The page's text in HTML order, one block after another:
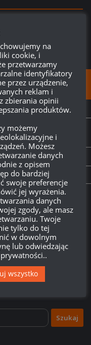
2026 z
2.1
na
cookie, i
przetwarzamy
identyfikatory
przez urządzenie,
reklam i
zbierania opinii
produktów.
możemy
i
Możesz
danych
z opisem
do bardziej
swoje preferencje
jej wyrażenia.
danych
zgody, ale masz
Twoje
tylko do tej
w dowolnym
lub odwiedzając
wszystko